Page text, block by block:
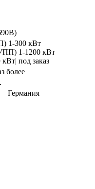
1-300 кВт
1-1200 кВт
под заказ
более
Германия